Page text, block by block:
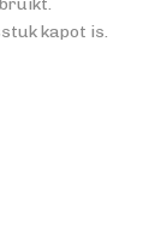
kapot is.